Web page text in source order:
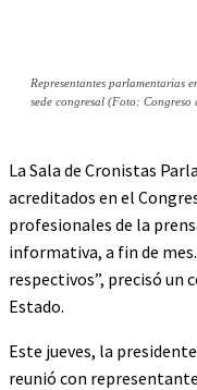
Representantes parlamentarias
sede congresal (Foto: Congreso
La Sala de Cronistas
acreditados en el
profesionales de la
informativa, a fin de
respectivos”, precisó un
Estado.
Este jueves, la
reunió con